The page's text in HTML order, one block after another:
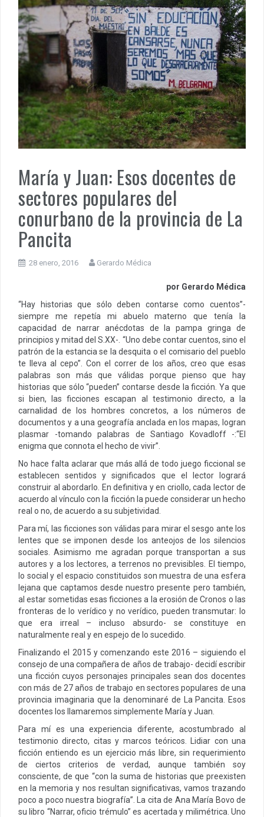
María y Juan: Esos docentes de
sectores populares del
conurbano de la provincia de La
Pancita
28 enero, 2016 Gerardo Médica
por Gerardo Médica
“Hay historias que sólo deben contarse como cuentos”-
siempre me repetía mi abuelo materno que tenía la
capacidad de narrar anécdotas de la pampa gringa de
principios y mitad del S.XX-. “Uno debe contar cuentos, sino el
patrón de la estancia se la desquita o el comisario del pueblo
te lleva al cepo”. Con el correr de los años, creo que esas
palabras son más que válidas porque pienso que hay
historias que sólo “pueden” contarse desde la ficción. Ya que
si bien, las ficciones escapan al testimonio directo, a la
carnalidad de los hombres concretos, a los números de
documentos y a una geografía anclada en los mapas, logran
plasmar -tomando palabras de Santiago Kovadloff -:“El
enigma que connota el hecho de vivir”.
No hace falta aclarar que más allá de todo juego ficcional se
establecen sentidos y significados que el lector logrará
construir al abordarlo. En definitiva y en criollo, cada lector de
acuerdo al vínculo con la ficción la puede considerar un hecho
real o no, de acuerdo a su subjetividad.
Para mí, las ficciones son válidas para mirar el sesgo ante los
lentes que se imponen desde los anteojos de los silencios
sociales. Asimismo me agradan porque transportan a sus
autores y a los lectores, a terrenos no previsibles. El tiempo,
lo social y el espacio constituidos son muestra de una esfera
lejana que captamos desde nuestro presente pero también,
al estar sometidas esas ficciones a la erosión de Cronos o las
fronteras de lo verídico y no verídico, pueden transmutar: lo
que era irreal – incluso absurdo- se constituye en
naturalmente real y en espejo de lo sucedido.
Finalizando el 2015 y comenzando este 2016 – siguiendo el
consejo de una compañera de años de trabajo- decidí escribir
una ficción cuyos personajes principales sean dos docentes
con más de 27 años de trabajo en sectores populares de una
provincia imaginaria que la denominaré de La Pancita. Esos
docentes los llamaremos simplemente María y Juan.
Para mí es una experiencia diferente, acostumbrado al
testimonio directo, citas y marcos teóricos. Lidiar con una
ficción entiendo es un ejercicio más libre, sin requerimiento
de ciertos criterios de verdad, aunque también soy
consciente, de que “con la suma de historias que preexisten
en la memoria y nos resultan significativas, vamos trazando
poco a poco nuestra biografía”. La cita de Ana María Bovo de
su libro “Narrar, oficio trémulo” es acertada y milimétrica. Uno